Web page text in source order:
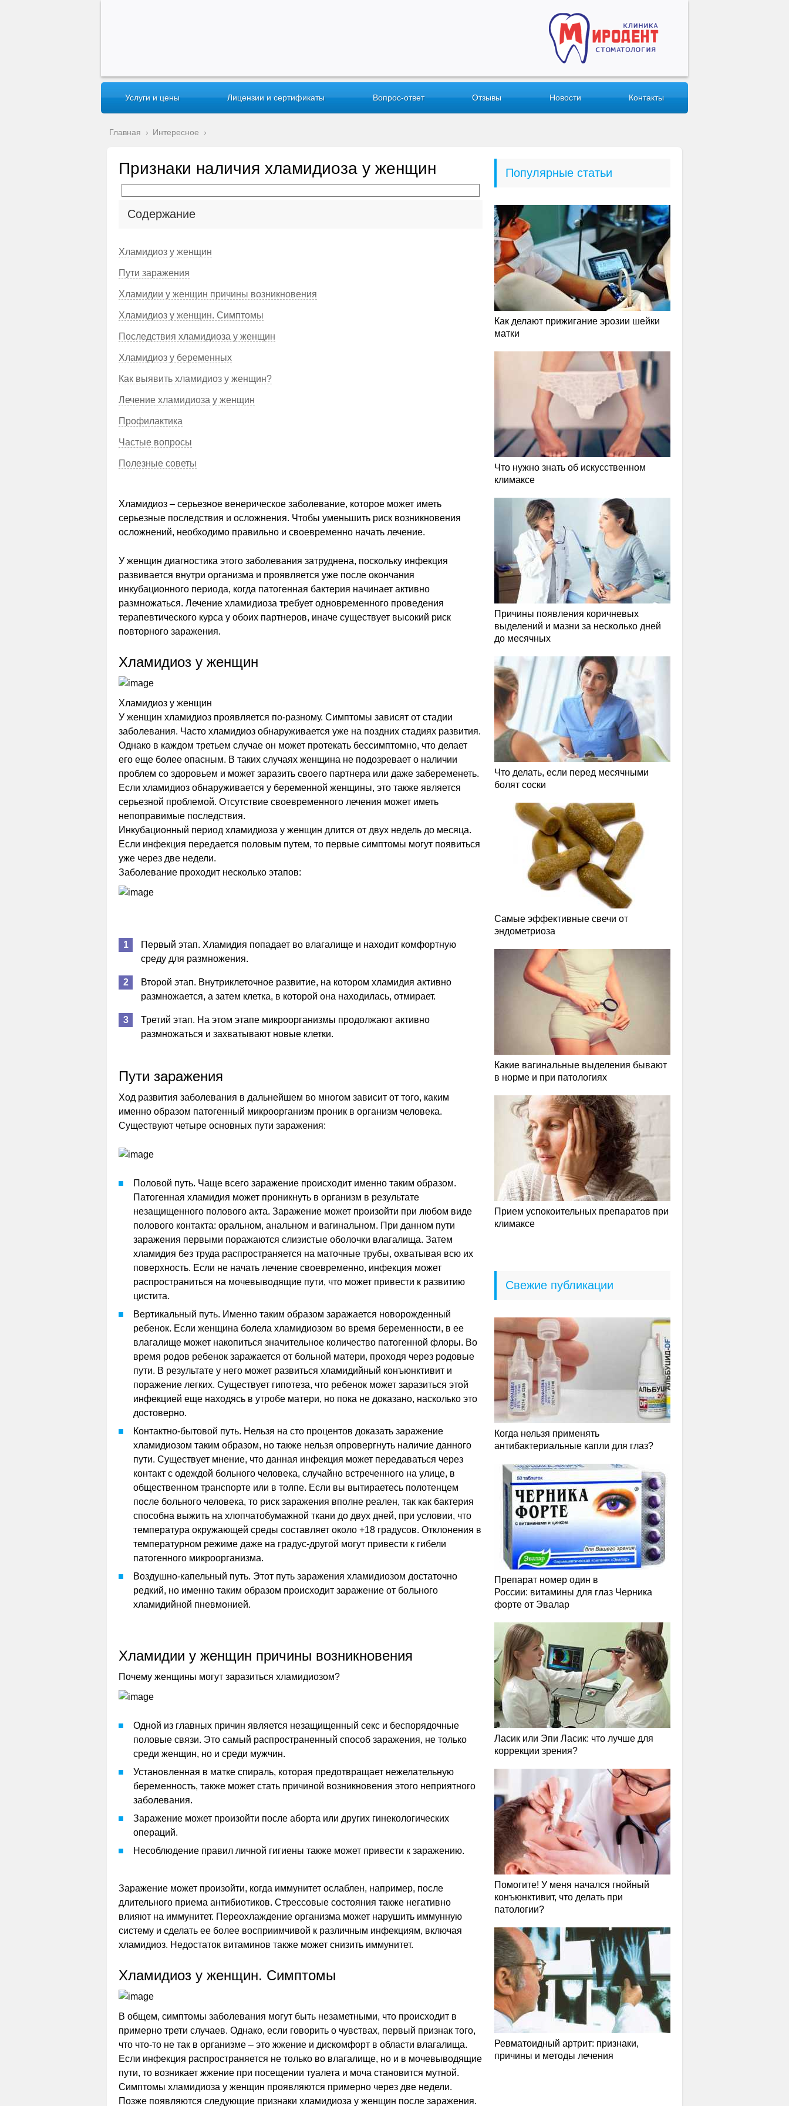
Услуги и цены Лицензии и сертификаты Вопрос-ответ Отзывы Новости Контакты
Главная › Интересное ›
Признаки наличия хламидиоза у женщин
Содержание
Хламидиоз у женщин
Пути заражения
Хламидии у женщин причины возникновения
Хламидиоз у женщин. Симптомы
Последствия хламидиоза у женщин
Хламидиоз у беременных
Как выявить хламидиоз у женщин?
Лечение хламидиоза у женщин
Профилактика
Частые вопросы
Полезные советы
Хламидиоз – серьезное венерическое заболевание, которое может иметь
серьезные последствия и осложнения. Чтобы уменьшить риск возникновения
осложнений, необходимо правильно и своевременно начать лечение.
У женщин диагностика этого заболевания затруднена, поскольку инфекция
развивается внутри организма и проявляется уже после окончания
инкубационного периода, когда патогенная бактерия начинает активно
размножаться. Лечение хламидиоза требует одновременного проведения
терапевтического курса у обоих партнеров, иначе существует высокий риск
повторного заражения.
Хламидиоз у женщин
Хламидиоз у женщин
У женщин хламидиоз проявляется по-разному. Симптомы зависят от стадии
заболевания. Часто хламидиоз обнаруживается уже на поздних стадиях развития.
Однако в каждом третьем случае он может протекать бессимптомно, что делает
его еще более опасным. В таких случаях женщина не подозревает о наличии
проблем со здоровьем и может заразить своего партнера или даже забеременеть.
Если хламидиоз обнаруживается у беременной женщины, это также является
серьезной проблемой. Отсутствие своевременного лечения может иметь
непоправимые последствия.
Инкубационный период хламидиоза у женщин длится от двух недель до месяца.
Если инфекция передается половым путем, то первые симптомы могут появиться
уже через две недели.
Заболевание проходит несколько этапов:
Первый этап. Хламидия попадает во влагалище и находит комфортную
среду для размножения.
Второй этап. Внутриклеточное развитие, на котором хламидия активно
размножается, а затем клетка, в которой она находилась, отмирает.
Третий этап. На этом этапе микроорганизмы продолжают активно
размножаться и захватывают новые клетки.
Пути заражения
Ход развития заболевания в дальнейшем во многом зависит от того, каким
именно образом патогенный микроорганизм проник в организм человека.
Существуют четыре основных пути заражения:
Половой путь. Чаще всего заражение происходит именно таким образом.
Патогенная хламидия может проникнуть в организм в результате
незащищенного полового акта. Заражение может произойти при любом виде
полового контакта: оральном, анальном и вагинальном. При данном пути
заражения первыми поражаются слизистые оболочки влагалища. Затем
хламидия без труда распространяется на маточные трубы, охватывая всю их
поверхность. Если не начать лечение своевременно, инфекция может
распространиться на мочевыводящие пути, что может привести к развитию
цистита.
Вертикальный путь. Именно таким образом заражается новорожденный
ребенок. Если женщина болела хламидиозом во время беременности, в ее
влагалище может накопиться значительное количество патогенной флоры. Во
время родов ребенок заражается от больной матери, проходя через родовые
пути. В результате у него может развиться хламидийный конъюнктивит и
поражение легких. Существует гипотеза, что ребенок может заразиться этой
инфекцией еще находясь в утробе матери, но пока не доказано, насколько это
достоверно.
Контактно-бытовой путь. Нельзя на сто процентов доказать заражение
хламидиозом таким образом, но также нельзя опровергнуть наличие данного
пути. Существует мнение, что данная инфекция может передаваться через
контакт с одеждой больного человека, случайно встреченного на улице, в
общественном транспорте или в толпе. Если вы вытираетесь полотенцем
после больного человека, то риск заражения вполне реален, так как бактерия
способна выжить на хлопчатобумажной ткани до двух дней, при условии, что
температура окружающей среды составляет около +18 градусов. Отклонения в
температурном режиме даже на градус-другой могут привести к гибели
патогенного микроорганизма.
Воздушно-капельный путь. Этот путь заражения хламидиозом достаточно
редкий, но именно таким образом происходит заражение от больного
хламидийной пневмонией.
Хламидии у женщин причины возникновения
Почему женщины могут заразиться хламидиозом?
Одной из главных причин является незащищенный секс и беспорядочные
половые связи. Это самый распространенный способ заражения, не только
среди женщин, но и среди мужчин.
Установленная в матке спираль, которая предотвращает нежелательную
беременность, также может стать причиной возникновения этого неприятного
заболевания.
Заражение может произойти после аборта или других гинекологических
операций.
Несоблюдение правил личной гигиены также может привести к заражению.
Заражение может произойти, когда иммунитет ослаблен, например, после
длительного приема антибиотиков. Стрессовые состояния также негативно
влияют на иммунитет. Переохлаждение организма может нарушить иммунную
систему и сделать ее более восприимчивой к различным инфекциям, включая
хламидиоз. Недостаток витаминов также может снизить иммунитет.
Хламидиоз у женщин. Симптомы
В общем, симптомы заболевания могут быть незаметными, что происходит в
примерно трети случаев. Однако, если говорить о чувствах, первый признак того,
что что-то не так в организме – это жжение и дискомфорт в области влагалища.
Если инфекция распространяется не только во влагалище, но и в мочевыводящие
пути, то возникает жжение при посещении туалета и моча становится мутной.
Симптомы хламидиоза у женщин проявляются примерно через две недели.
Позже появляются следующие признаки хламидиоза у женщин после заражения.
Популярные статьи
Как делают прижигание эрозии шейки
матки
Что нужно знать об искусственном
климаксе
Причины появления коричневых
выделений и мазни за несколько дней
до месячных
Что делать, если перед месячными
болят соски
Самые эффективные свечи от
эндометриоза
Какие вагинальные выделения бывают
в норме и при патологиях
Прием успокоительных препаратов при
климаксе
Свежие публикации
Когда нельзя применять
антибактериальные капли для глаз?
Препарат номер один в
России: витамины для глаз Черника
форте от Эвалар
Ласик или Эпи Ласик: что лучше для
коррекции зрения?
Помогите! У меня начался гнойный
конъюнктивит, что делать при
патологии?
Ревматоидный артрит: признаки,
причины и методы лечения